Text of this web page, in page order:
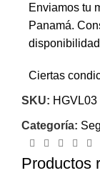
Enviamos tu
Panamá.
Ciertas
SKU: HGVL03
Categoría:
Productos